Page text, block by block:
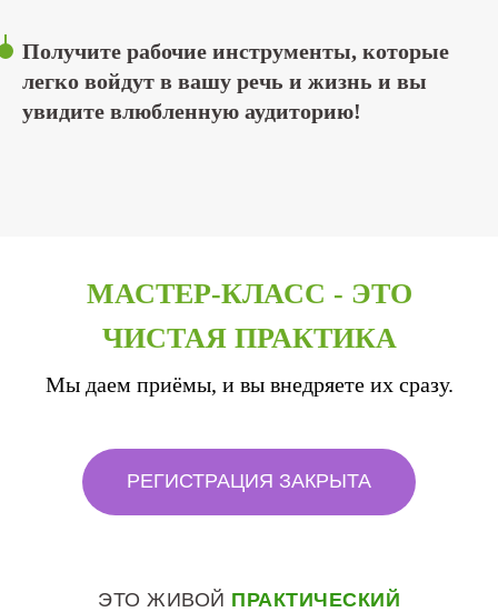
Получите рабочие инструменты, которые
легко войдут в вашу речь и жизнь и вы
увидите влюбленную аудиторию!
МАСТЕР-КЛАСС - ЭТО
ЧИСТАЯ ПРАКТИКА
Мы даем приёмы, и вы внедряете их сразу.
РЕГИСТРАЦИЯ ЗАКРЫТА
ЭТО ЖИВОЙ ПРАКТИЧЕСКИЙ